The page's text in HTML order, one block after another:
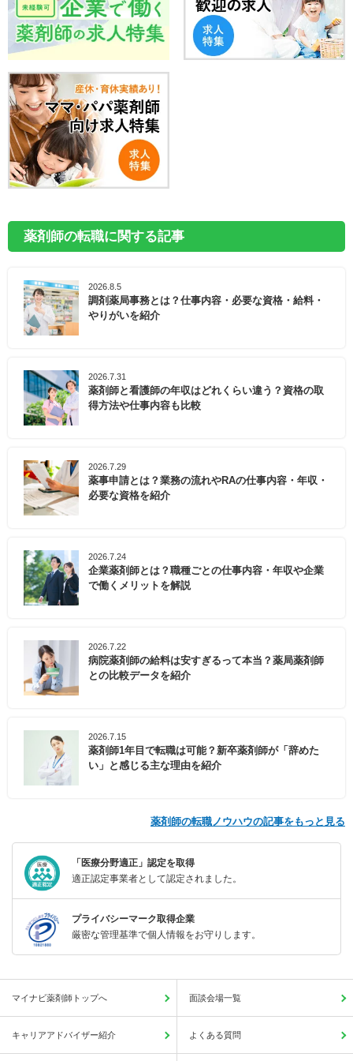
薬剤師の転職に関する記事
2026.8.5
調剤薬局事務とは？仕事内容・必要な資格・給料・
やりがいを紹介
2026.7.31
薬剤師と看護師の年収はどれくらい違う？資格の取
得方法や仕事内容も比較
2026.7.29
薬事申請とは？業務の流れやRAの仕事内容・年収・
必要な資格を紹介
2026.7.24
企業薬剤師とは？職種ごとの仕事内容・年収や企業
で働くメリットを解説
2026.7.22
病院薬剤師の給料は安すぎるって本当？薬局薬剤師
との比較データを紹介
2026.7.15
薬剤師1年目で転職は可能？新卒薬剤師が「辞めた
い」と感じる主な理由を紹介
薬剤師の転職ノウハウの記事をもっと見る
「医療分野適正」認定を取得
適正認定事業者として認定されました。
プライバシーマーク取得企業
厳密な管理基準で個人情報をお守りします。
マイナビ薬剤師トップへ 面談会場一覧
キャリアアドバイザー紹介 よくある質問